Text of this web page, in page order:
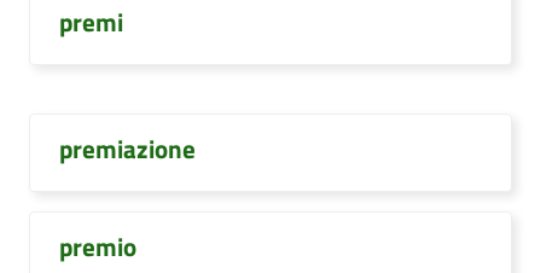
premi
premiazione
premio